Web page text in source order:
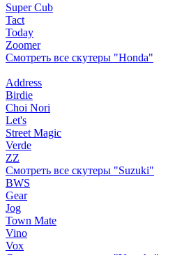
Super Cub
Tact
Today
Zoomer
Смотреть все скутеры "Honda"
Address
Birdie
Choi Nori
Let's
Street Magic
Verde
ZZ
Смотреть все скутеры "Suzuki"
BWS
Gear
Jog
Town Mate
Vino
Vox